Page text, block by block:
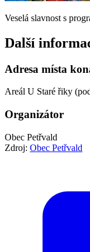
Veselá slavnost s
Další
Adresa místa
Areál U Staré řiky
Organizátor
Obec Petřvald
Zdroj: Obec Petřvald